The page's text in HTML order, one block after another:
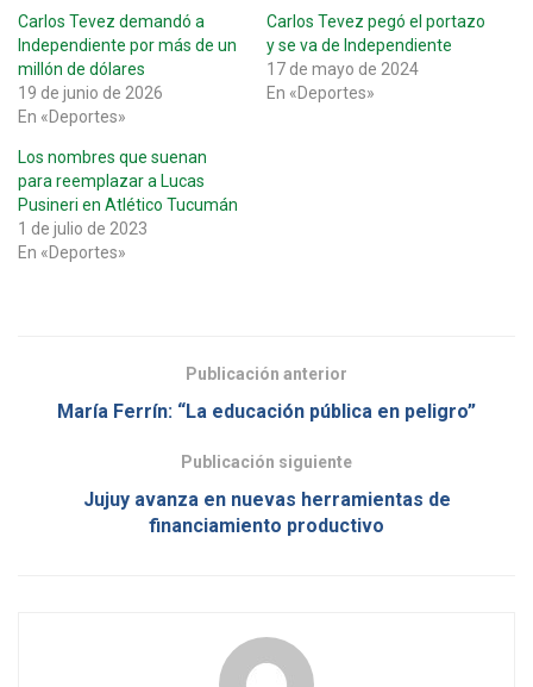
Carlos Tevez demandó a
Independiente por más de un
millón de dólares
19 de junio de 2026
En «Deportes»
Carlos Tevez pegó el portazo
y se va de Independiente
17 de mayo de 2024
En «Deportes»
Los nombres que suenan
para reemplazar a Lucas
Pusineri en Atlético Tucumán
1 de julio de 2023
En «Deportes»
Publicación anterior
María Ferrín: “La educación pública en peligro”
Publicación siguiente
Jujuy avanza en nuevas herramientas de
financiamiento productivo